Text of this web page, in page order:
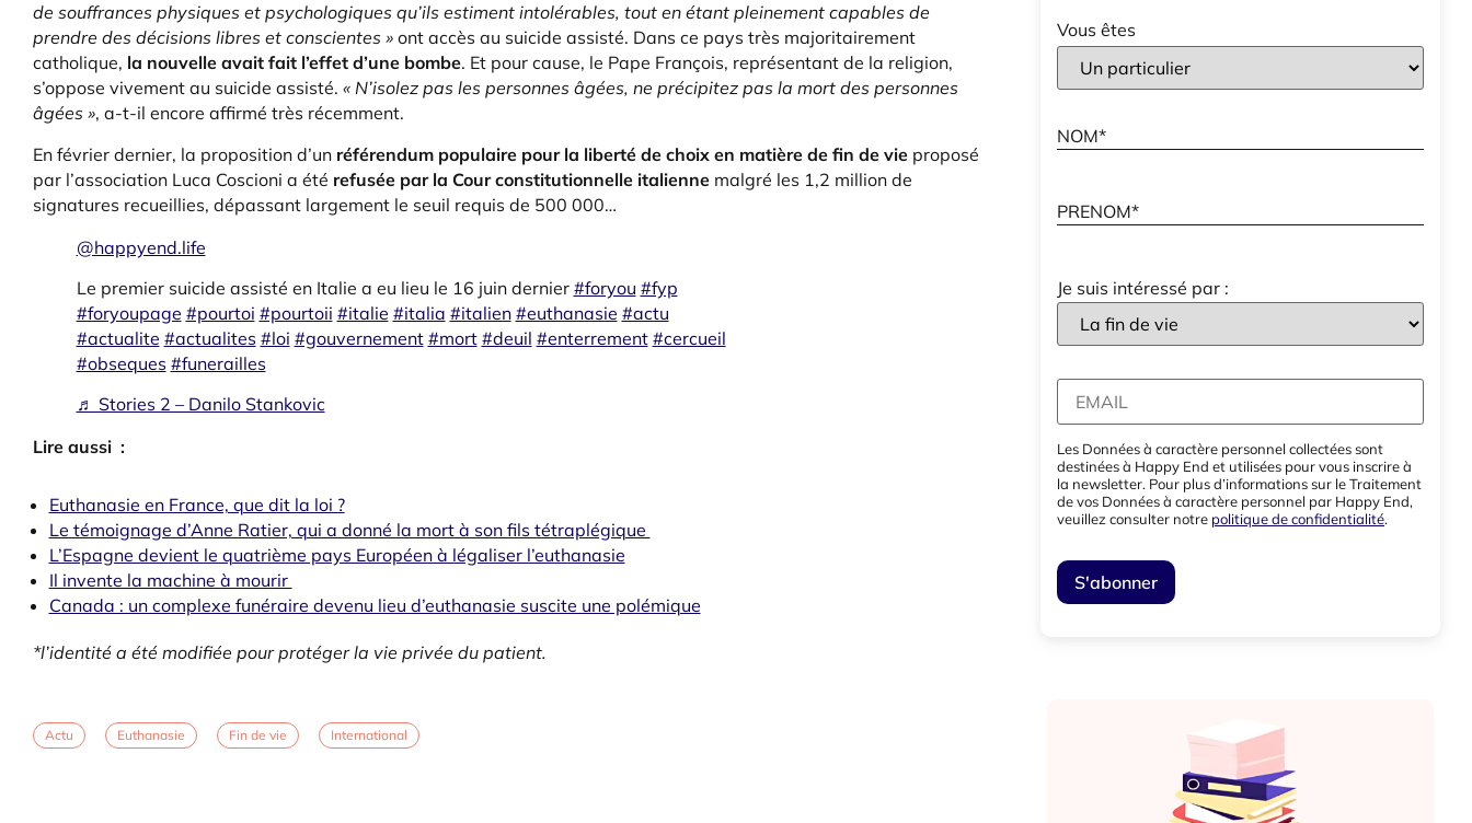
de souffrances physiques et psychologiques qu’ils estiment intolérables, tout en étant pleinement capables de
prendre des décisions libres et conscientes » ont accès au suicide assisté. Dans ce pays très majoritairement
catholique, la nouvelle avait fait l’effet d’une bombe. Et pour cause, le Pape François, représentant de la religion,
s’oppose vivement au suicide assisté. « N’isolez pas les personnes âgées, ne précipitez pas la mort des personnes
âgées », a-t-il encore affirmé très récemment.
En février dernier, la proposition d’un référendum populaire pour la liberté de choix en matière de fin de vieproposé
par l’association Luca Coscioni a été refusée par la Cour constitutionnelle italiennemalgré les 1,2 million de
signatures recueillies, dépassant largement le seuil requis de 500 000…
@happyend.life
Le premier suicide assisté en Italie a eu lieu le 16 juin dernier #foryou #fyp
#foryoupage #pourtoi #pourtoii #italie #italia #italien #euthanasie #actu
#actualite #actualites #loi #gouvernement #mort #deuil #enterrement #cercueil
#obseques #funerailles
♬ Stories 2 – Danilo Stankovic
Lire aussi :
Euthanasie en France, que dit la loi ?
Le témoignage d’Anne Ratier, qui a donné la mort à son fils tétraplégique
L’Espagne devient le quatrième pays Européen à légaliser l’euthanasie
Il invente la machine à mourir
Canada : un complexe funéraire devenu lieu d’euthanasie suscite une polémique
*l’identité a été modifiée pour protéger la vie privée du patient.
Actu Euthanasie Fin de vie International
Vous êtes
Je suis intéressé par :
Les Données à caractère personnel collectées sont
destinées à Happy End et utilisées pour vous inscrire à
la newsletter. Pour plus d’informations sur le Traitement
de vos Données à caractère personnel par Happy End,
veuillez consulter notre politique de confidentialité.